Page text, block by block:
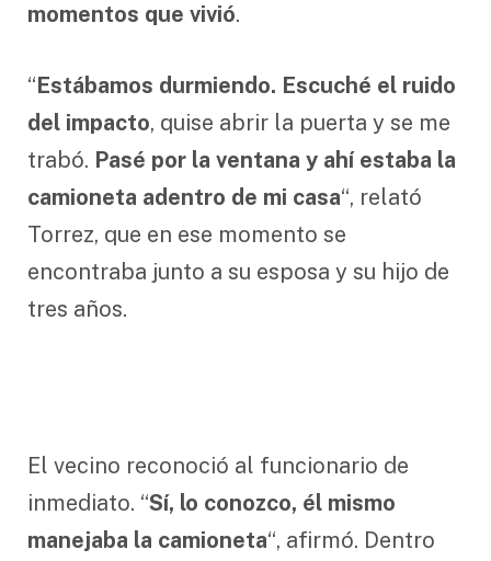
momentos que vivió.
“Estábamos durmiendo. Escuché el ruido
del impacto, quise abrir la puerta y se me
trabó. Pasé por la ventana y ahí estaba la
camioneta adentro de mi casa“, relató
Torrez, que en ese momento se
encontraba junto a su esposa y su hijo de
tres años.
El vecino reconoció al funcionario de
inmediato. “Sí, lo conozco, él mismo
manejaba la camioneta“, afirmó. Dentro